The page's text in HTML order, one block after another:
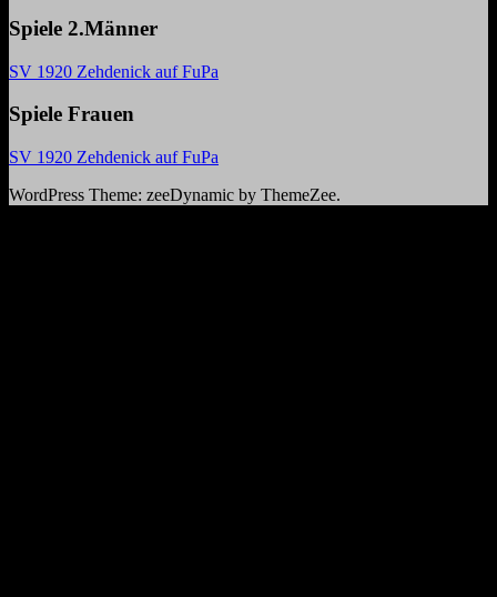
Spiele 2.Männer
SV 1920 Zehdenick auf FuPa
Spiele Frauen
SV 1920 Zehdenick auf FuPa
WordPress Theme: zeeDynamic by ThemeZee.